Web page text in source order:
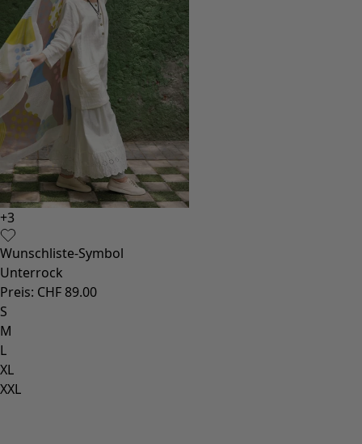
+3
Wunschliste-Symbol
Unterrock
Preis: CHF 89.00
S
M
L
XL
XXL